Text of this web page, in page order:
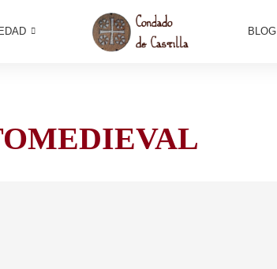
BLOG